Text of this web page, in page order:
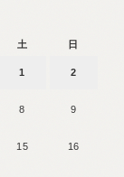
土 日
1 2
8 9
15 16